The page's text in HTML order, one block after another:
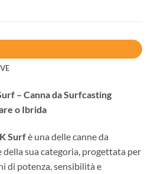
– Canna da Surfcasting
o Ibrida
Surfè una delle canne da
sua categoria, progettata per
di potenza, sensibilità e